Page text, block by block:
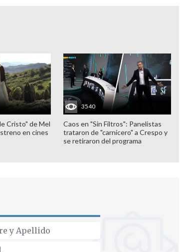
Cristo" de Mel
en cines
3540
Caos en "Sin Filtros": Panelistas
trataron de "carnicero" a Crespo y
se retiraron del programa